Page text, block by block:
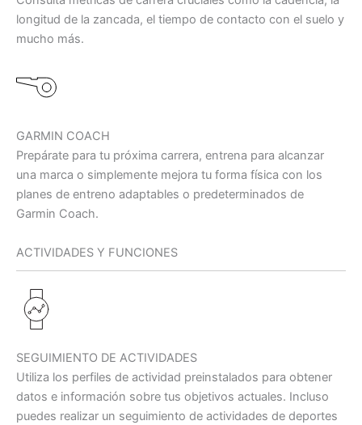
longitud de la zancada, el tiempo de contacto con el suelo y
mucho más.
GARMIN COACH
Prepárate para tu próxima carrera, entrena para alcanzar
una marca o simplemente mejora tu forma física con los
planes de entreno adaptables o predeterminados de
Garmin Coach.
ACTIVIDADES Y FUNCIONES
SEGUIMIENTO DE ACTIVIDADES
Utiliza los perfiles de actividad preinstalados para obtener
datos e información sobre tus objetivos actuales. Incluso
puedes realizar un seguimiento de actividades de deportes